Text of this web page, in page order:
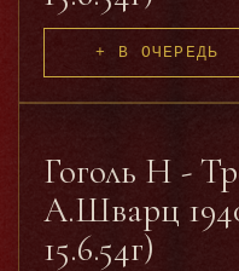
исполнительского
http://
http://
+ В ОЧЕРЕДЬ
Гоголь Н -
А.Шварц
15.6.54г)